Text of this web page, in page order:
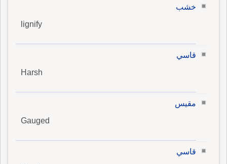
خشب
lignify
قاسي
Harsh
مقيس
Gauged
قاسي